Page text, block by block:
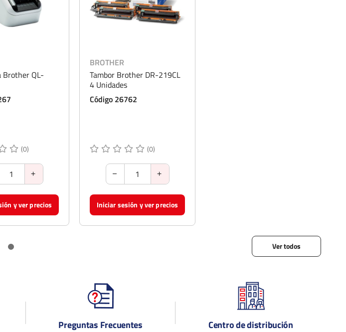
Brother QL-
(0)
y ver precios
BROTHER
Tambor Brother DR-219CL
4 Unidades
Código 26762
(0)
Iniciar sesión y ver precios
Ver todos
Preguntas Frecuentes Centro de distribución